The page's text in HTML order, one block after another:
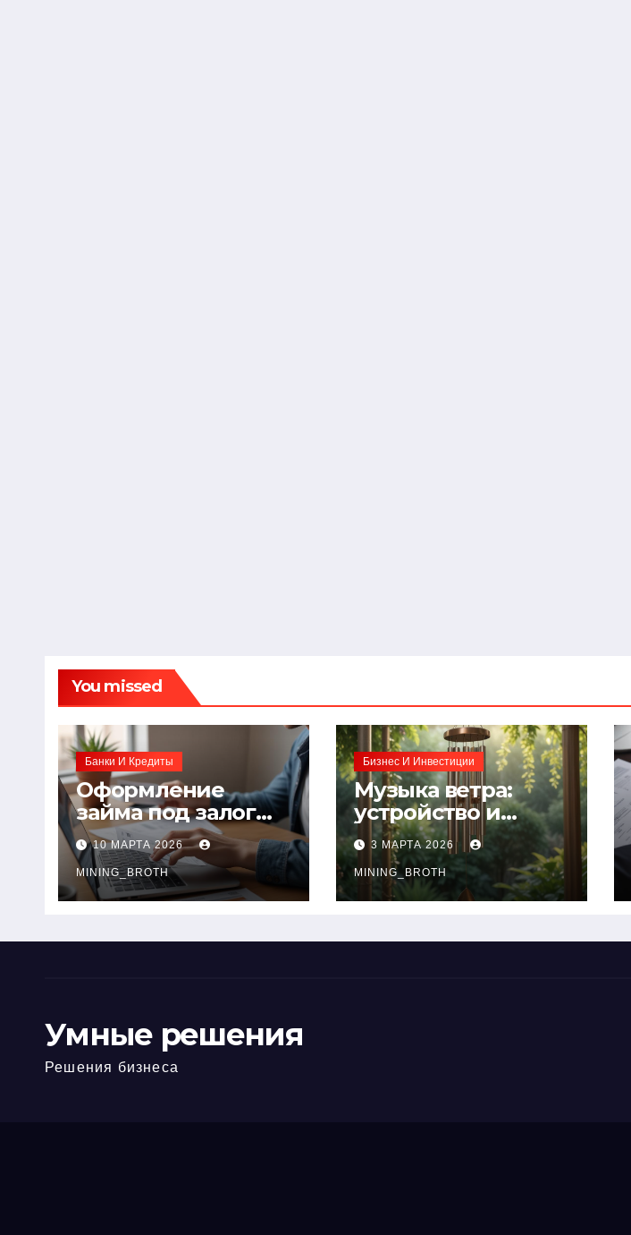
You missed
Банки И Кредиты
Оформление
займа под залог
ПТС онлайн на
карту без визита в
офис: порядок,
требования и
10 МАРТА 2026
MINING_BROTH
Бизнес И Инвестиции
Музыка ветра:
устройство и
принципы
звучания
колокольчиков
3 МАРТА 2026
MINING_BROTH
Умные решения
Решения бизнеса